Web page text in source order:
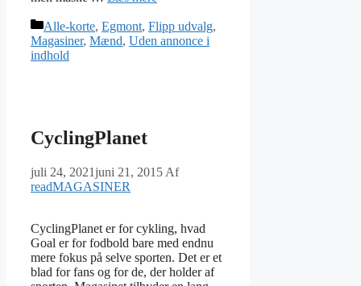
Kategorier
Alle-korte, Egmont, Flipp udvalg,
Magasiner, Mænd, Uden annonce i
indhold
CyclingPlanet
juli 24, 2021juni 21, 2015 Af
readMAGASINER
CyclingPlanet er for cykling, hvad
Goal er for fodbold bare med endnu
mere fokus på selve sporten. Det er et
blad for fans og for de, der holder af